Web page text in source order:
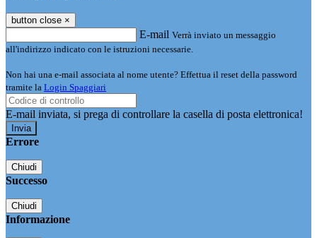
button close ×
E-mail Verrà inviato un messaggio
all'indirizzo indicato con le istruzioni necessarie.
Non hai una e-mail associata al nome utente? Effettua il reset della password
tramite la Login Spaggiari
E-mail inviata, si prega di controllare la casella di posta elettronica!
Errore
Chiudi
Successo
Chiudi
Informazione